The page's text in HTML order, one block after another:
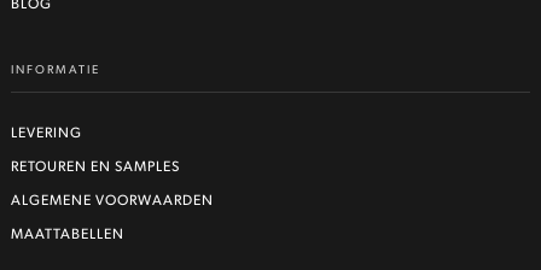
BLOG
INFORMATIE
LEVERING
RETOUREN EN SAMPLES
ALGEMENE VOORWAARDEN
MAATTABELLEN